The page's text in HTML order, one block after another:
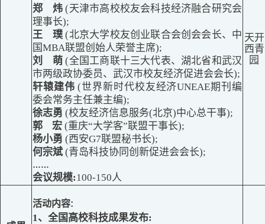
郑 炜(天津市高校校友会科技经济融合研究会
理事长);
王 璞(北京大学校友创业联合会创会会长、中
国MBA联盟创始人荣誉主席);
刘 萌(全国工商联十三大代表、湖北省和武汉
市两级政协委员、武汉市校友经济促进会会长);
轩辕建伟(世界新时代校友经济UNEAE期刊编
委会常务主任兼主编);
徐志勇 (校友经济信息服务(北京)中心总干事);
郭 宏 (重庆“大学客”联盟干事长);
杨小勇 (西安G7联盟秘书长);
何宗斌(青岛科技协同创新促进会会长);
……
会议规模:100-150人
天开
西青
园
活动内容:
1、全国高校科技成果发布: